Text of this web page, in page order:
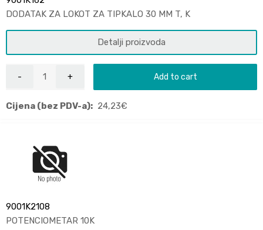
DODATAK ZA LOKOT ZA TIPKALO 30 MM T, K
Detalji proizvoda
Add to cart
Cijena (bez PDV-a): 24,23€
9001K2108
POTENCIOMETAR 10K